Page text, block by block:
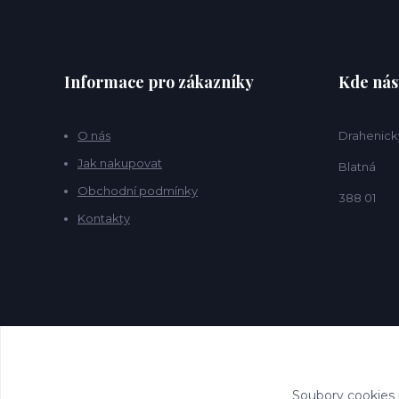
Informace pro zákazníky
O nás
Jak nakupovat
Obchodní podmínky
Kontakty
Kde
Blatná
388 01
Soubory